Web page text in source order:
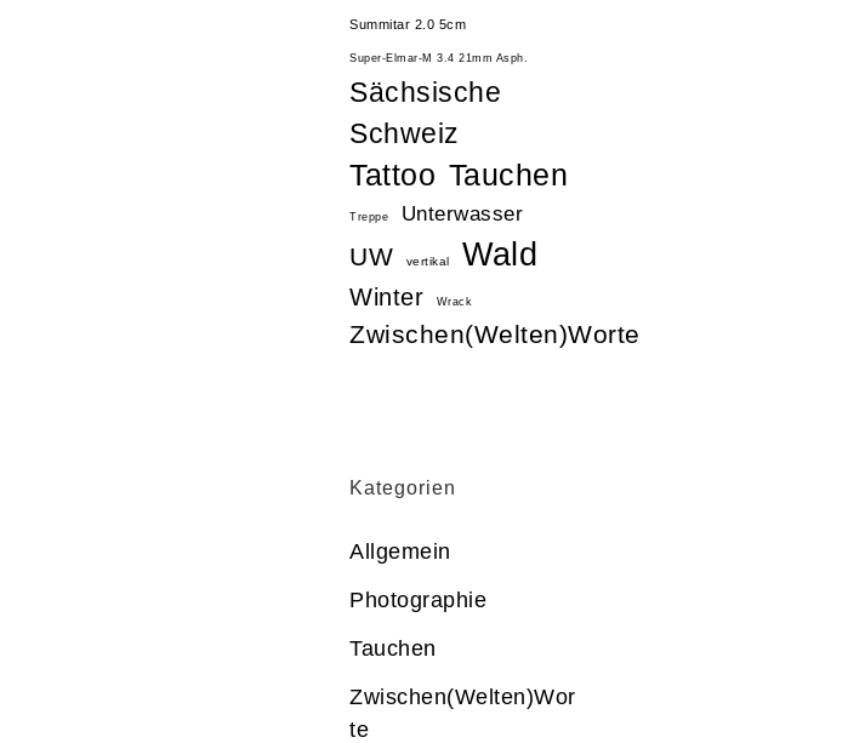
Summitar 2.0 5cm
Super-Elmar-M 3.4 21mm Asph.
Sächsische
Schweiz
Tattoo Tauchen
Treppe Unterwasser
UW vertikal Wald
Winter Wrack
Zwischen(Welten)Worte
Kategorien
Allgemein
Photographie
Tauchen
Zwischen(Welten)Wor
te